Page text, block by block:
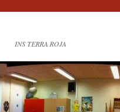
INS TERRA ROJA